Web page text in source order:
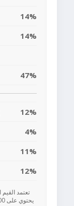
14%
14%
47%
12%
4%
11%
12%